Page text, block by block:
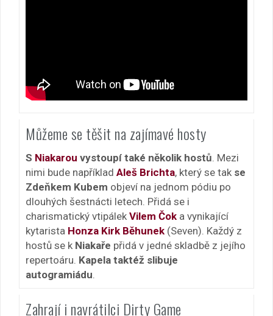
Můžeme se těšit na zajímavé hosty
S Niakarou vystoupí také několik hostů . Mezi
nimi bude například Aleš Brichta, který se tak se
Zdeňkem Kubem objeví na jednom pódiu po
dlouhých šestnácti letech. Přidá se i
charismatický vtipálek Vilem Čok a vynikající
kytarista Honza Kirk Běhunek (Seven). Každý z
hostů se k Niakaře přidá v jedné skladbě z jejího
repertoáru. Kapela taktéž slibuje
autogramiádu
Zahrají i navrátilci Dirty Game